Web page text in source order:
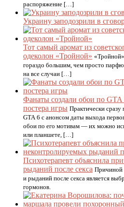
распоряжение […]
Украину заподозрили в
Тот самый аромат из
одеколон «Тройной»
гораздо большим, чем просто
на все случаи […]
Фанаты создали обои по GTA
постера игры Практически сразу
GTA 6 с анонсом даты выхода
обои по его мотивам — их можно
или планшете, […]
Психотерапевт объяснила
рыданий после секса Причиной
и рыданий после секса является
гормонов.